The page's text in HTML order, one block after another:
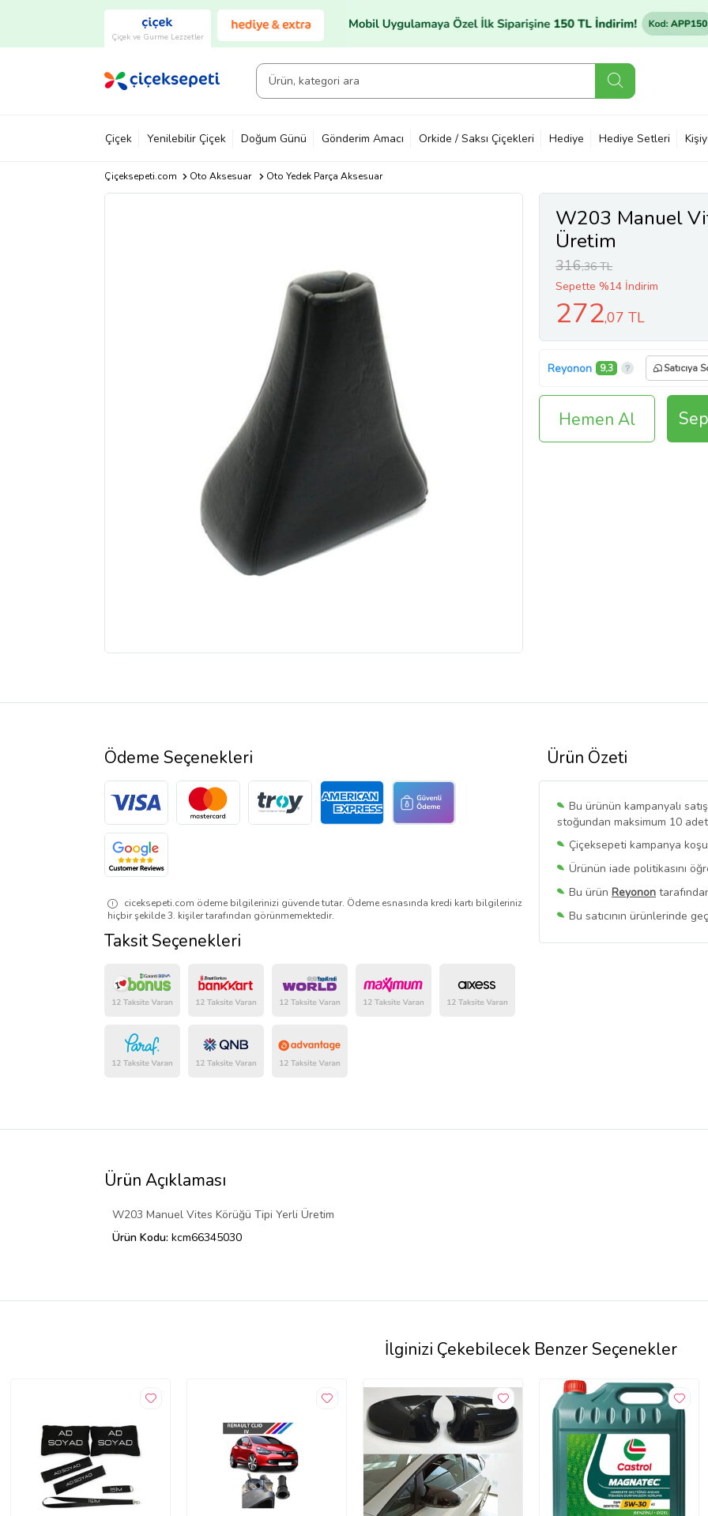
Çiçek ve Gurme Lezzetler
Çiçek Yenilebilir Çiçek Doğum Günü Gönderim Amacı Orkide / Saksı Çiçekleri Hediye Hediye Setleri
Çiçeksepeti.com Oto Aksesuar Oto Yedek Parça Aksesuar
W203 Manuel
Üretim
316,36 TL
Sepette %14 İndirim
272,07 TL
Reyonon 9,3 Satıcıya
Hemen Al
Ürün Özeti
Bu ürünün kampanyalı
stoğundan maksimum 10
Çiçeksepeti kampanya
Ürünün iade politikasını
Bu ürün Reyonon
Bu satıcının ürünlerinde
Bu SatıcınınTüm
Ödeme Seçenekleri
ciceksepeti.com ödeme bilgilerinizi güvende tutar. Ödeme esnasında kredi kartı bilgileriniz
hiçbir şekilde 3. kişiler tarafından görünmemektedir.
Taksit Seçenekleri
Ürün Açıklaması
W203 Manuel Vites Körüğü Tipi Yerli Üretim
Ürün Kodu: kcm66345030
İlginizi Çekebilecek Benzer Seçenekler